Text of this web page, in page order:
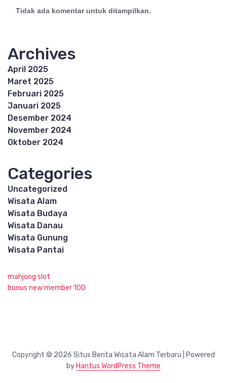
Tidak ada komentar untuk ditampilkan.
Archives
April 2025
Maret 2025
Februari 2025
Januari 2025
Desember 2024
November 2024
Oktober 2024
Categories
Uncategorized
Wisata Alam
Wisata Budaya
Wisata Danau
Wisata Gunung
Wisata Pantai
mahjong slot
bonus new member 100
Copyright © 2026 Situs Berita Wisata Alam Terbaru | Powered
by Hantus WordPress Theme